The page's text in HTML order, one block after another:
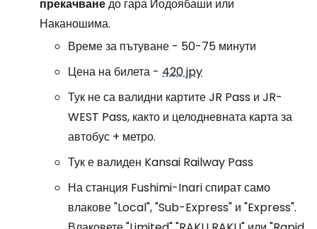
прекачванедо гара Йодоябаши или
Наканошима.
Време за пътуване - 50-75 минути
Цена на билета - 420 jpy
Тук не са валидни картите JR Pass и JR-
WEST Pass, както и целодневната карта за
автобус + метро.
Тук е валиден Kansai Railway Pass
На станция Fushimi-Inari спират само
влакове "Local", "Sub-Express" и "Express".